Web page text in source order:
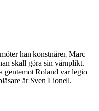
han konstnären Marc
skall göra sin värnplikt.
gentemot Roland var legio.
är Sven Lionell.